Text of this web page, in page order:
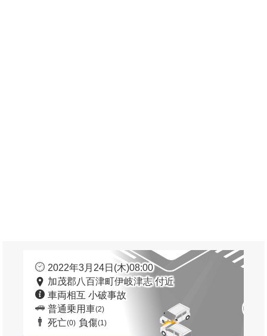
2022年3月24日(木)08:00
加茂郡八百津町伊岐津志 付近
車両相互 小破事故
普通乗用車(2)
死亡(0) 負傷(1)